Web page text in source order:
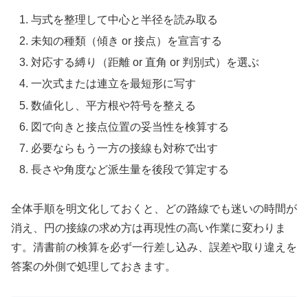
与式を整理して中心と半径を読み取る
未知の種類（傾き or 接点）を宣言する
対応する縛り（距離 or 直角 or 判別式）を選ぶ
一次式または連立を最短形に写す
数値化し、平方根や符号を整える
図で向きと接点位置の妥当性を検算する
必要ならもう一方の接線も対称で出す
長さや角度など派生量を後段で算定する
全体手順を明文化しておくと、どの路線でも迷いの時間が
消え、円の接線の求め方は再現性の高い作業に変わりま
す。清書前の検算を必ず一行差し込み、誤差や取り違えを
答案の外側で処理しておきます。